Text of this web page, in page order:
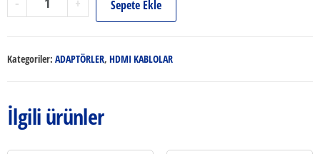
CAT5/CAT6/CAT8
adet
Sepete Ekle
Kategoriler: ADAPTÖRLER, HDMI KABLOLAR
İlgili ürünler